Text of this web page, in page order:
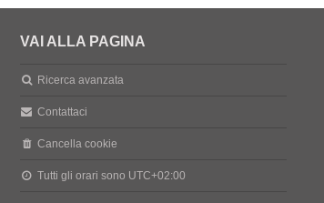
VAI ALLA PAGINA
Ricerca avanzata
Contattaci
Cancella cookie
Tutti gli orari sono UTC+02:00